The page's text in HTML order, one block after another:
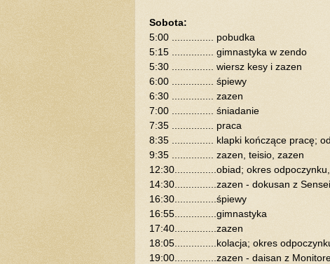
Sobota:
5:00 ............... pobudka
5:15 ............... gimnastyka w zendo
5:30 ............... wiersz kesy i zazen
6:00 ............... śpiewy
6:30 ............... zazen
7:00 ............... śniadanie
7:35 ............... praca
8:35 ............... klapki kończące pracę;
9:35 ............... zazen, teisio, zazen
12:30...............obiad; okres
14:30...............zazen - dokusan z
16:30...............śpiewy
16:55...............gimnastyka
17:40...............zazen
18:05...............kolacja; okres
19:00...............zazen - daisan z